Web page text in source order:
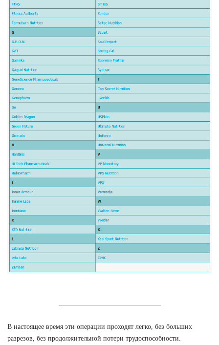
В настоящее время эти операции проходят легко, без больших
разрезов, без продолжительной потери трудоспособности.